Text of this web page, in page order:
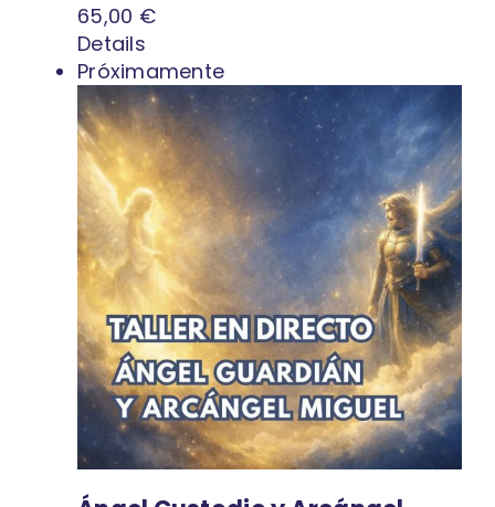
65,00 €
Details
Próximamente